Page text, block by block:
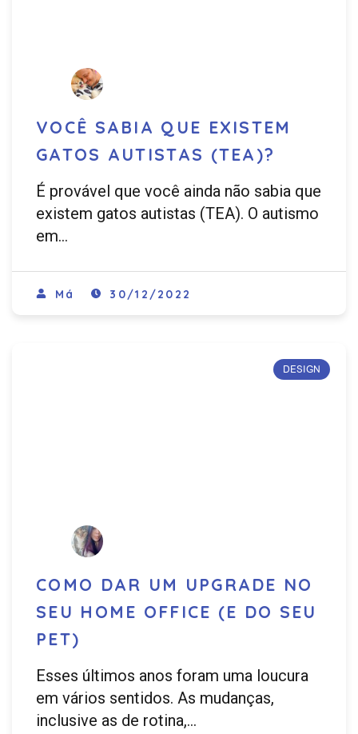
VOCÊ SABIA QUE EXISTEM
GATOS AUTISTAS (TEA)?
É provável que você ainda não sabia que
existem gatos autistas (TEA). O autismo
em…
Má 30/12/2022
DESIGN
COMO DAR UM UPGRADE NO
SEU HOME OFFICE (E DO SEU
PET)
Esses últimos anos foram uma loucura
em vários sentidos. As mudanças,
inclusive as de rotina,…